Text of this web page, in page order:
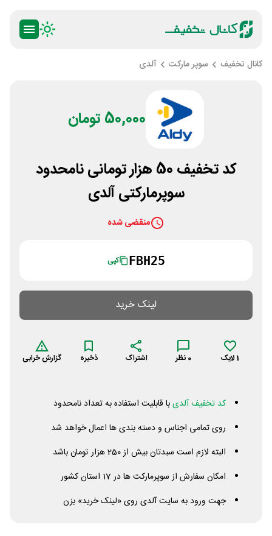
کانال تخفیف سوپر مارکت آلدی
50,000 تومان
کد تخفیف 50 هزار تومانی نامحدود
سوپرمارکتی آلدی
منقضی شده
FBH25 کپی
لینک خرید
1لایک 0 نظر اشتراک ذخیره گزارش خرابی
کد تخفیف آلدیبا قابلیت استفاده به تعداد نامحدود
روی تمامی اجناس و دسته بندی ها اعمال خواهد شد
البته لازم است سبدتان بیش از 250 هزار تومان باشد
امکان سفارش از سوپرمارکت ها در 17 استان کشور
جهت ورود به سایت آلدی روی «لینک خرید» بزن